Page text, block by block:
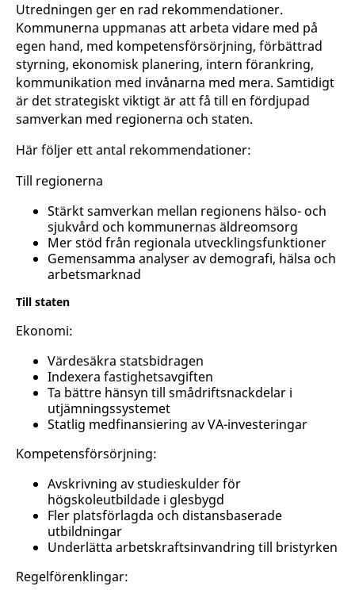
Utredningen ger en rad rekommendationer.
Kommunerna uppmanas att arbeta vidare med på
egen hand, med kompetensförsörjning, förbättrad
styrning, ekonomisk planering, intern förankring,
kommunikation med invånarna med mera. Samtidigt
är det strategiskt viktigt är att få till en fördjupad
samverkan med regionerna och staten.
Här följer ett antal rekommendationer:
Till regionerna
Stärkt samverkan mellan regionens hälso- och
sjukvård och kommunernas äldreomsorg
Mer stöd från regionala utvecklingsfunktioner
Gemensamma analyser av demografi, hälsa och
arbetsmarknad
Till staten
Ekonomi:
Värdesäkra statsbidragen
Indexera fastighetsavgiften
Ta bättre hänsyn till smådriftsnackdelar i
utjämningssystemet
Statlig medfinansiering av VA-investeringar
Kompetensförsörjning:
Avskrivning av studieskulder för
högskoleutbildade i glesbygd
Fler platsförlagda och distansbaserade
utbildningar
Underlätta arbetskraftsinvandring till bristyrken
Regelförenklingar: